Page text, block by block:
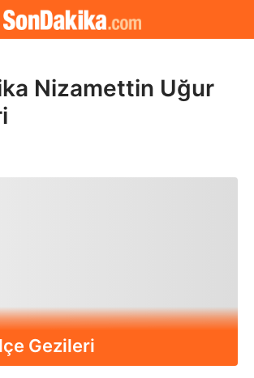
Nizamettin Uğur
Gezileri